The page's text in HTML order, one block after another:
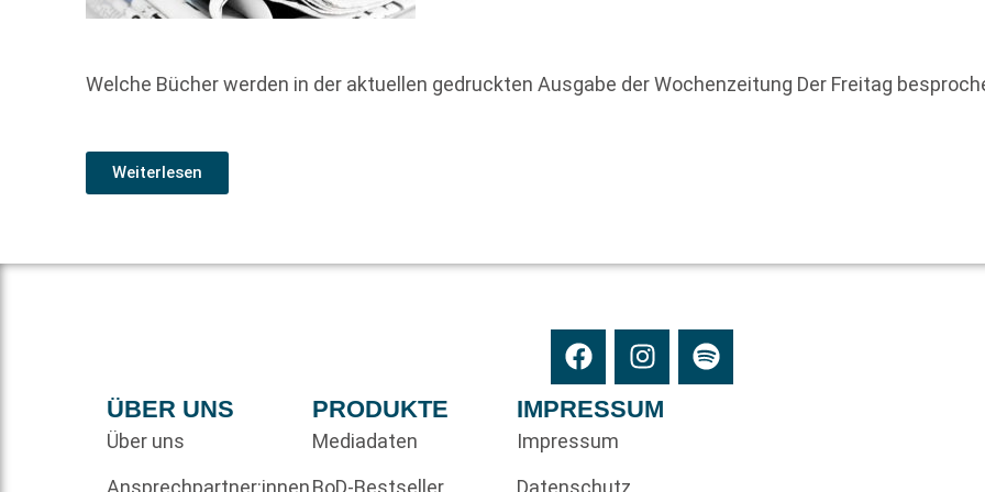
Welche Bücher werden in der aktuellen gedruckten Ausgabe der Wochenzeitung Der Freitag
Weiterlesen
ÜBER UNS
Über uns
Ansprechpartner:innen
PRODUKTE
Mediadaten
BoD-Bestseller
IMPRESSUM
Impressum
Datenschutz